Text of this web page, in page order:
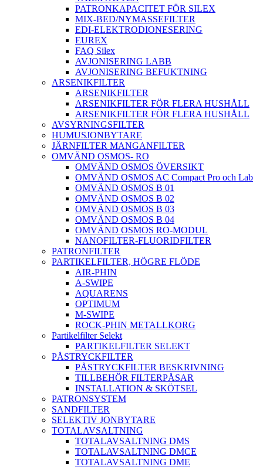
PATRONKAPACITET FÖR SILEX
MIX-BED/NYMASSEFILTER
EDI-ELEKTRODIONESERING
EUREX
FAQ Silex
AVJONISERING LABB
AVJONISERING BEFUKTNING
ARSENIKFILTER
ARSENIKFILTER
ARSENIKFILTER FÖR FLERA HUSHÅLL
ARSENIKFILTER FÖR FLERA HUSHÅLL
AVSYRNINGSFILTER
HUMUSJONBYTARE
JÄRNFILTER MANGANFILTER
OMVÄND OSMOS- RO
OMVÄND OSMOS ÖVERSIKT
OMVÄND OSMOS AC Compact Pro och Lab
OMVÄND OSMOS B 01
OMVÄND OSMOS B 02
OMVÄND OSMOS B 03
OMVÄND OSMOS B 04
OMVÄND OSMOS RO-MODUL
NANOFILTER-FLUORIDFILTER
PATRONFILTER
PARTIKELFILTER, HÖGRE FLÖDE
AIR-PHIN
A-SWIPE
AQUARENS
OPTIMUM
M-SWIPE
ROCK-PHIN METALLKORG
Partikelfilter Selekt
PARTIKELFILTER SELEKT
PÅSTRYCKFILTER
PÅSTRYCKFILTER BESKRIVNING
TILLBEHÖR FILTERPÅSAR
INSTALLATION & SKÖTSEL
PATRONSYSTEM
SANDFILTER
SELEKTIV JONBYTARE
TOTALAVSALTNING
TOTALAVSALTNING DMS
TOTALAVSALTNING DMCE
TOTALAVSALTNING DME